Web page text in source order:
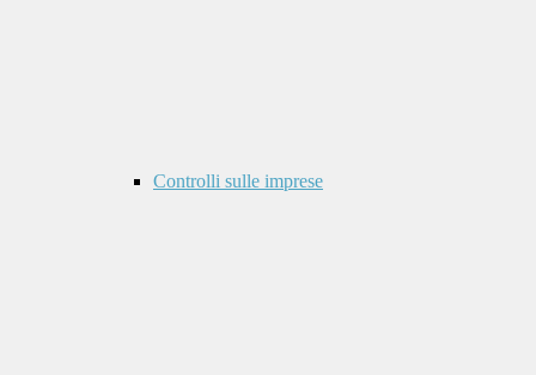
Controlli sulle imprese